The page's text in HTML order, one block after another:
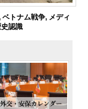
ベトナム戦争, メディ
史認識